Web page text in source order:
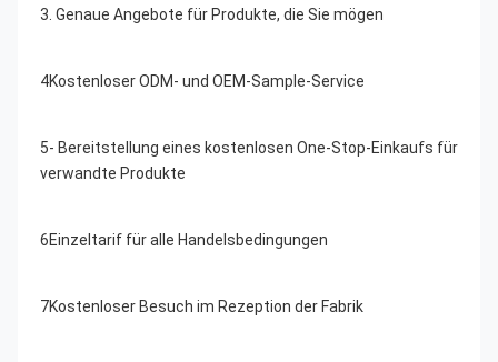
3. Genaue Angebote für Produkte, die Sie mögen
4Kostenloser ODM- und OEM-Sample-Service
5- Bereitstellung eines kostenlosen One-Stop-Einkaufs für
verwandte Produkte
6Einzeltarif für alle Handelsbedingungen
7Kostenloser Besuch im Rezeption der Fabrik